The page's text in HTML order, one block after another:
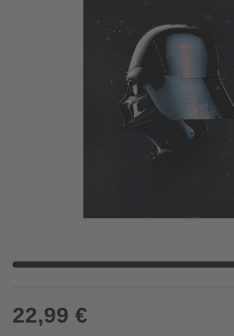
22,99 €